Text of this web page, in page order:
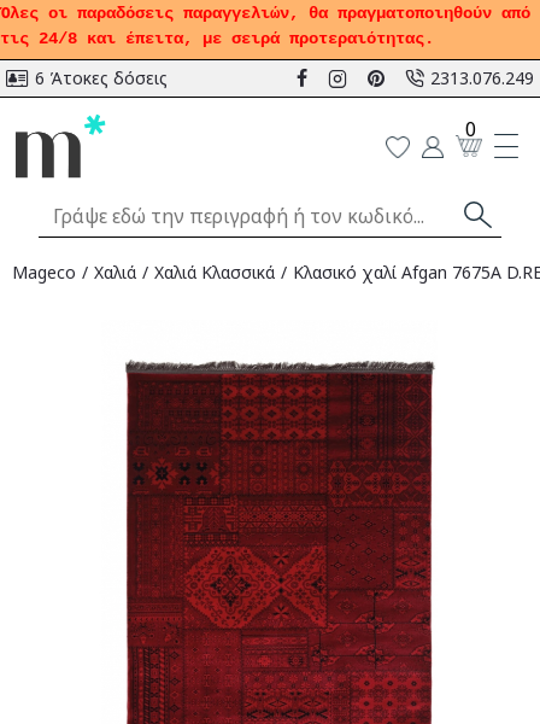
Όλες οι παραδόσεις παραγγελιών, θα πραγματοποιηθούν από
τις 24/8 και έπειτα, με σειρά προτεραιότητας.
6 Άτοκες δόσεις 2313.076.249
0
Mageco Χαλιά Χαλιά Κλασσικά Κλασικό χαλί Afgan 7675A